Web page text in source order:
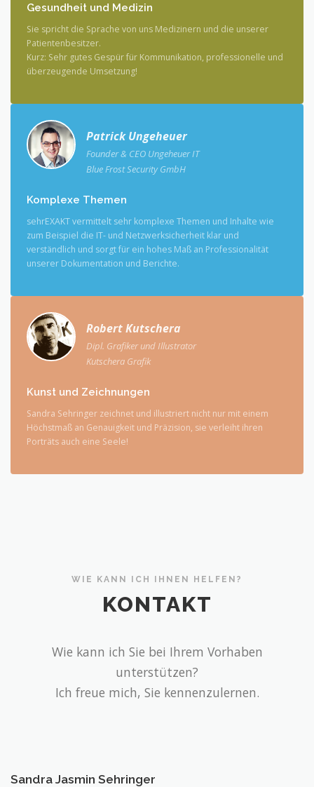
Gesundheit und Medizin
Sie spricht die Sprache von uns Medizinern und die unserer
Patientenbesitzer.
Kurz: Sehr gutes Gespür für Kommunikation, professionelle und
überzeugende Umsetzung!
Patrick Ungeheuer
Founder & CEO Ungeheuer IT
Blue Frost Security GmbH
Komplexe Themen
sehrEXAKT vermittelt sehr komplexe Themen und Inhalte wie
zum Beispiel die IT- und Netzwerksicherheit klar und
verständlich und sorgt für ein hohes Maß an Professionalität
unserer Dokumentation und Berichte.
Robert Kutschera
Dipl. Grafiker und Illustrator
Kutschera Grafik
Kunst und Zeichnungen
Sandra Sehringer zeichnet und illustriert nicht nur mit einem
Höchstmaß an Genauigkeit und Präzision, sie verleiht ihren
Porträts auch eine Seele!
WIE KANN ICH IHNEN HELFEN?
KONTAKT
Wie kann ich Sie bei Ihrem Vorhaben
unterstützen?
Ich freue mich, Sie kennenzulernen.
Sandra Jasmin Sehringer